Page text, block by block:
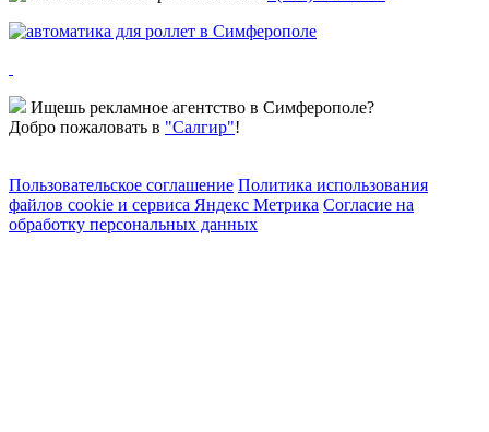
Ищешь рекламное агентство в Симферополе?
Добро пожаловать в "Салгир"!
Пользовательское соглашение Политика использования
файлов cookie и сервиса Яндекс Метрика Согласие на
обработку персональных данных